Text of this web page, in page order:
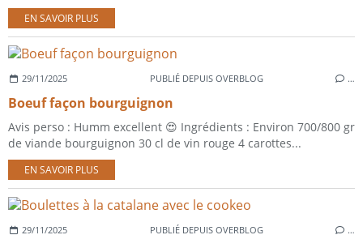
EN SAVOIR PLUS
29/11/2025 PUBLIÉ DEPUIS OVERBLOG …
Boeuf façon bourguignon
Avis perso : Humm excellent 😍 Ingrédients : Environ 700/800 gr
de viande bourguignon 30 cl de vin rouge 4 carottes...
EN SAVOIR PLUS
29/11/2025 PUBLIÉ DEPUIS OVERBLOG …